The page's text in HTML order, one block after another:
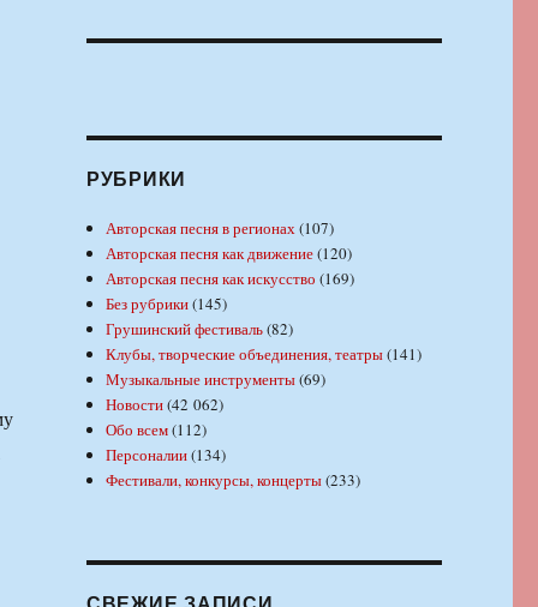
РУБРИКИ
Авторская песня в регионах(107)
Авторская песня как движение(120)
Авторская песня как искусство (169)
Без рубрики(145)
Грушинский фестиваль(82)
Клубы, творческие объединения, театры(141)
Музыкальные инструменты(69)
Новости(42 062)
Обо всем(112)
Персоналии(134)
Фестивали, конкурсы, концерты(233)